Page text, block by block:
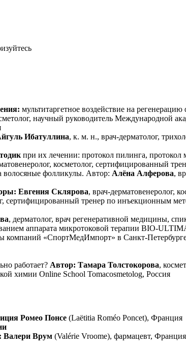
мультитаргетное воздействие на
научный руководитель Международной
Ибатуллина, к. м. н., врач-дерматолог,
при их лечении: протокол пилинга, протокол
косметолог, сертифицированный
волосяные фолликулы. Автор: Алёна Алферова,
Евгения Склярова, врач-дерматовенеролог,
сертифицированный тренер по инъекционным
, дерматолог, врач регенеративной медицины,
аппарата микротоковой терапии BIO-
компаний «СпортМедИмпорт» в Санкт-
работает? Автор: Тамара Толстокорова,
химии Online School Tomacosmetolog, Россия
Ромео Понсе (Laëtitia Roméo Poncet), Франция
Валери Врум (Valérie Vroome), фармацевт, Франция